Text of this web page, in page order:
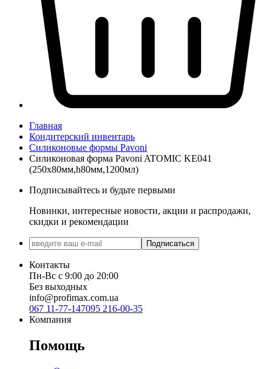
Главная
Кондитерский инвентарь
Силиконовые формы Pavoni
Силиконовая форма Pavoni ATOMIC KE041
(250х80мм,h80мм,1200мл)
Подписывайтесь и будьте первыми
Новинки, интересные новости, акции и распродажи,
скидки и рекомендации
Подписаться
Контакты
Пн-Вс с 9:00 до 20:00
Без выходных
info@profimax.com.ua
067 11-77-147095 216-00-35
Компания
Помощь